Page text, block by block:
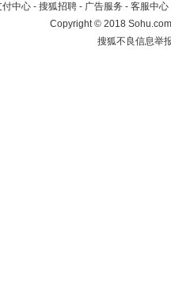
付中心 - 搜狐招聘 - 广告服务 - 客服中心
Copyright©2018
搜狐不良信息举